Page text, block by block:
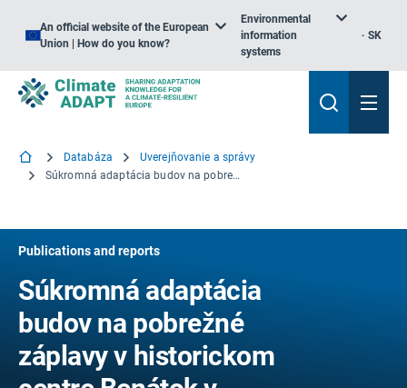
An official website of the European
Union | How do you know?
Environmental
information
systems
SK
Databáza
Uverejňovanie a správy
Súkromná adaptácia budov na pobrežné záplavy v historickom centre Benátok v Taliansku
Publications and reports
Súkromná adaptácia
budov na pobrežné
záplavy v historickom